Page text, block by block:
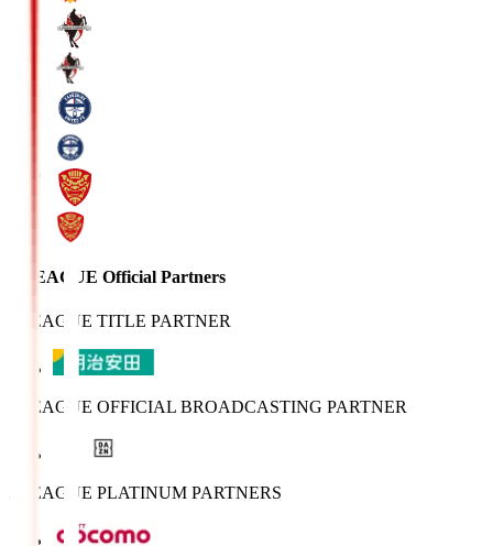
J.LEAGUE Official Partners
J.LEAGUE TITLE PARTNER
J.LEAGUE OFFICIAL BROADCASTING PARTNER
J.LEAGUE PLATINUM PARTNERS